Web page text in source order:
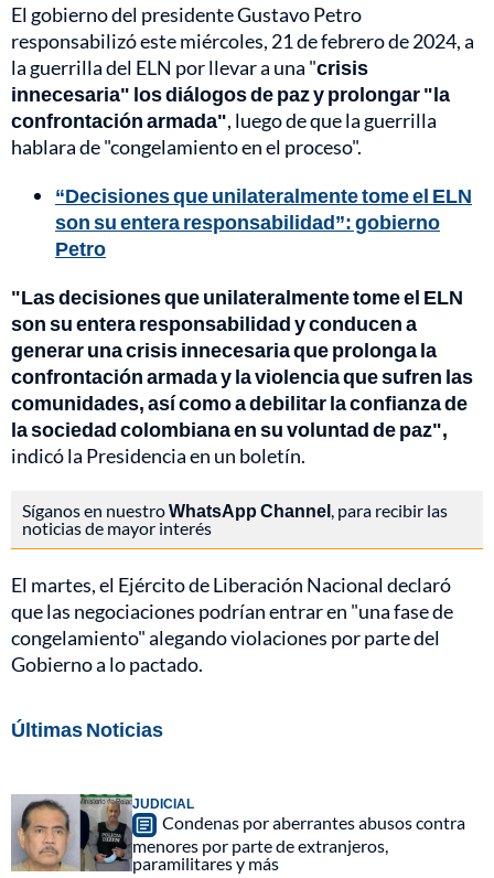
El gobierno del presidente Gustavo Petro
responsabilizó este miércoles, 21 de febrero de 2024, a
la guerrilla del ELN por llevar a una "crisis
innecesaria" los diálogos de paz y prolongar "la
confrontación armada", luego de que la guerrilla
hablara de "congelamiento en el proceso".
“Decisiones que unilateralmente tome el ELN
son su entera responsabilidad”: gobierno
Petro
"Las decisiones que unilateralmente tome el ELN
son su entera responsabilidad y conducen a
generar una crisis innecesaria que prolonga la
confrontación armada y la violencia que sufren las
comunidades, así como a debilitar la confianza de
la sociedad colombiana en su voluntad de paz",
indicó la Presidencia en un boletín.
Síganos en nuestroWhatsApp Channel , para recibir las
noticias de mayor interés
El martes, el Ejército de Liberación Nacional declaró
que las negociaciones podrían entrar en "una fase de
congelamiento" alegando violaciones por parte del
Gobierno a lo pactado.
Últimas Noticias
JUDICIAL
Condenas por aberrantes abusos contra
menores por parte de extranjeros,
paramilitares y más